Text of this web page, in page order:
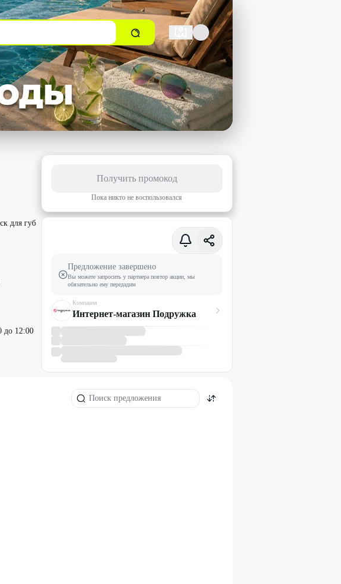
в Москве
для губ
до 12:00
Получить промокод
Пока никто не воспользовался
Предложение завершено
Вы можете запросить у партнера повтор акции, мы
обязательно ему передадим
Компания
Интернет-магазин Подружка